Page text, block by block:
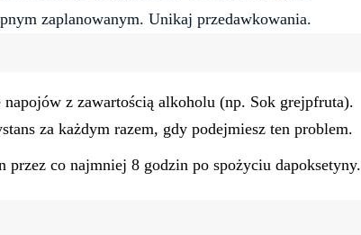
zaplanowanym. Unikaj przedawkowania.
z zawartością alkoholu (np. Sok grejpfruta).
za każdym razem, gdy podejmiesz ten problem.
co najmniej 8 godzin po spożyciu dapoksetyny.